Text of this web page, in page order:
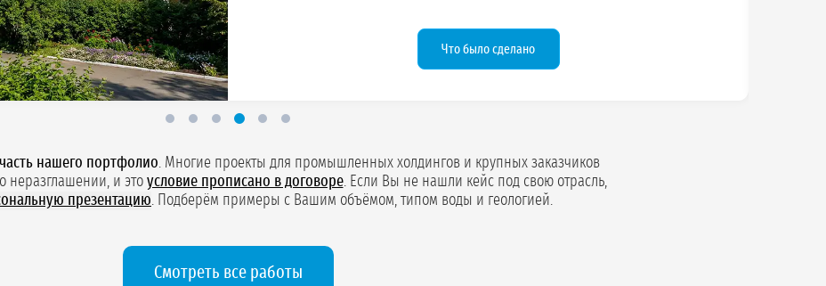
Что было сделано
нашего портфолио. Многие проекты для промышленных холдингов и крупных заказчиков
неразглашении, и это условие прописано в договоре. Если Вы не нашли кейс под свою отрасль,
презентацию. Подберём примеры с Вашим объёмом, типом воды и геологией.
Смотреть все работы